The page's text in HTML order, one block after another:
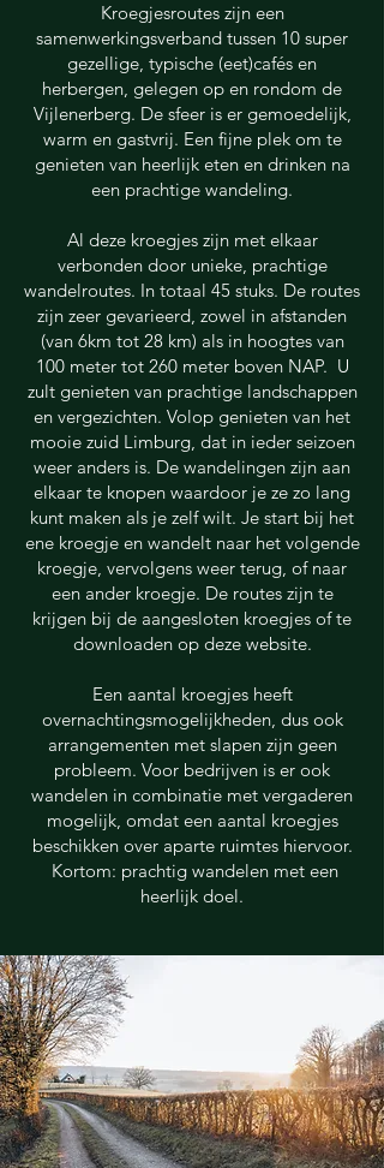
Kroegjesroutes zijn een
samenwerkingsverband tussen 10 super
gezellige, typische (eet)cafés en
herbergen, gelegen op en rondom de
Vijlenerberg. De sfeer is er gemoedelijk,
warm en gastvrij. Een fijne plek om te
genieten van heerlijk eten en drinken na
een prachtige wandeling.
Al deze kroegjes zijn met elkaar
verbonden door unieke, prachtige
wandelroutes. In totaal 45 stuks. De routes
zijn zeer gevarieerd, zowel in afstanden
(van 6km tot 28 km) als in hoogtes van
100 meter tot 260 meter boven NAP. U
zult genieten van prachtige landschappen
en vergezichten. Volop genieten van het
mooie zuid Limburg, dat in ieder seizoen
weer anders is. De wandelingen zijn aan
elkaar te knopen waardoor je ze zo lang
kunt maken als je zelf wilt. Je start bij het
ene kroegje en wandelt naar het volgende
kroegje, vervolgens weer terug, of naar
een ander kroegje. De routes zijn te
krijgen bij de aangesloten kroegjes of te
downloaden op deze website.
Een aantal kroegjes heeft
overnachtingsmogelijkheden, dus ook
arrangementen met slapen zijn geen
probleem. Voor bedrijven is er ook
wandelen in combinatie met vergaderen
mogelijk, omdat een aantal kroegjes
beschikken over aparte ruimtes hiervoor.
Kortom: prachtig wandelen met een
heerlijk doel.